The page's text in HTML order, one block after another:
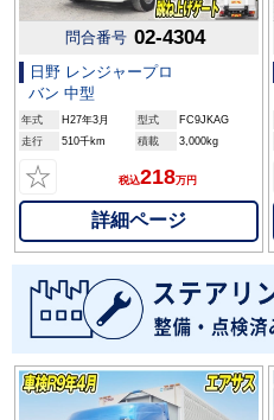
問合番号 02-4304
日野 レンジャープロ
バン 中型
年式 H27年3月 型式
FC9JKAG
走行
510千km 積載 3,000kg
☆ 税込218万円
詳細ページ